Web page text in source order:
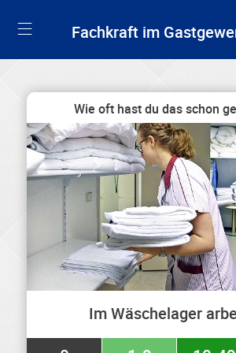
Fachkraft im
Wie oft hast du das schon
Im Wäschelager